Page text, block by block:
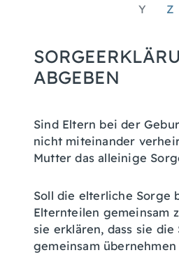
Y Z
ABGEBEN
Sind Eltern bei der
nicht miteinander
Mutter das alleinige
Soll die elterliche Sorge
Elternteilen gemeinsam
sie erklären, dass sie die
gemeinsam übernehmen